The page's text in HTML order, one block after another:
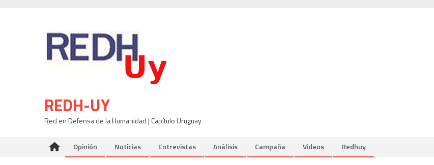
REDH-UY
Red en Defensa de la Humanidad | Capítulo Uruguay
Opinión Noticias Entrevistas Análisis Campaña Videos Redhuy